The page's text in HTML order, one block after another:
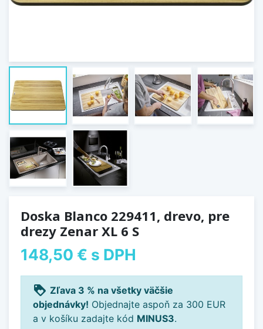
Doska Blanco 229411, drevo, pre
drezy Zenar XL 6 S
148,50 € s DPH
loyalty Zľava 3 % na všetky väčšie
objednávky! Objednajte aspoň za 300 EUR
a v košíku zadajte kód MINUS3.